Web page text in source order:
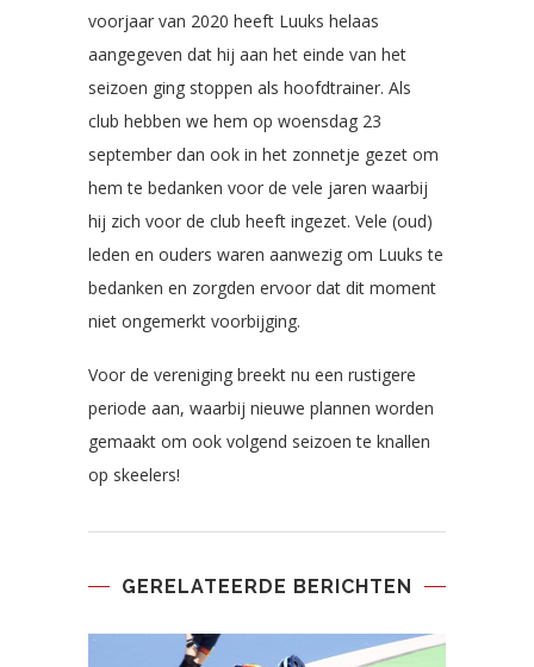
voorjaar van 2020 heeft Luuks helaas
aangegeven dat hij aan het einde van het
seizoen ging stoppen als hoofdtrainer. Als
club hebben we hem op woensdag 23
september dan ook in het zonnetje gezet om
hem te bedanken voor de vele jaren waarbij
hij zich voor de club heeft ingezet. Vele (oud)
leden en ouders waren aanwezig om Luuks te
bedanken en zorgden ervoor dat dit moment
niet ongemerkt voorbijging.
Voor de vereniging breekt nu een rustigere
periode aan, waarbij nieuwe plannen worden
gemaakt om ook volgend seizoen te knallen
op skeelers!
GERELATEERDE BERICHTEN